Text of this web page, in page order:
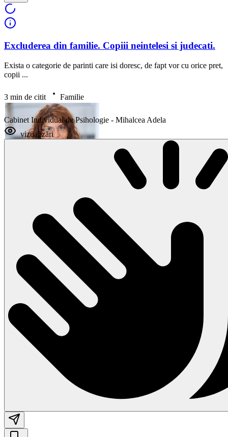
Excluderea din familie. Copiii neintelesi si judecati.
Exista o categorie de parinti care isi doresc, de fapt vor cu orice pret,
copii ...
3 min de citit Familie
Cabinet Individual de Psihologie - Mihalcea Adela
vizualizări